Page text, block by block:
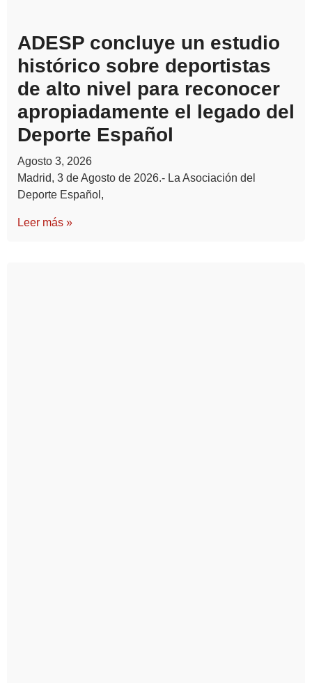
ADESP concluye un estudio
histórico sobre deportistas
de alto nivel para reconocer
apropiadamente el legado del
Deporte Español
Agosto 3, 2026
Madrid, 3 de Agosto de 2026.- La Asociación del
Deporte Español,
Leer más »